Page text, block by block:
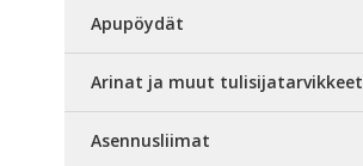
Apupöydät
Arinat ja muut tulisijatarvikkeet
Asennusliimat